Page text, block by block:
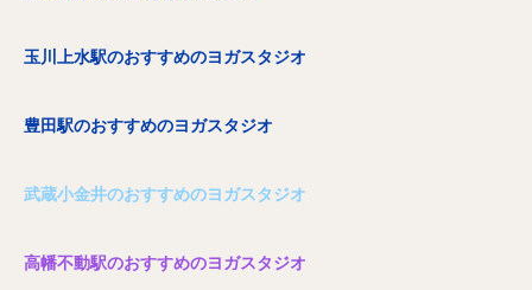
玉川上水駅のおすすめのヨガスタジオ
豊田駅のおすすめのヨガスタジオ
武蔵小金井のおすすめのヨガスタジオ
高幡不動駅のおすすめのヨガスタジオ